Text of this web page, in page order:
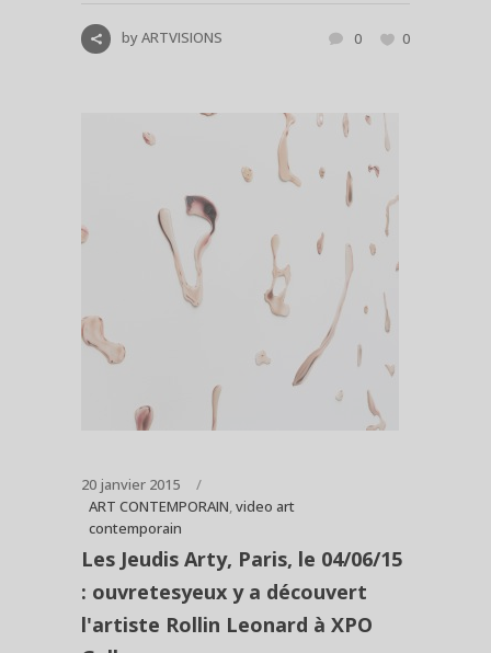
byARTVISIONS 0 0
20 janvier 2015
ART CONTEMPORAIN,video art
contemporain
Les Jeudis Arty, Paris, le 04/06/15
: ouvretesyeux y a découvert
l'artiste Rollin Leonard à XPO